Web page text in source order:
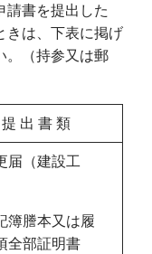
書を提出した
きは、下表に掲げ
。（持参又は郵
提 出 書 類
届（建設工
簿謄本又は履
全部証明書